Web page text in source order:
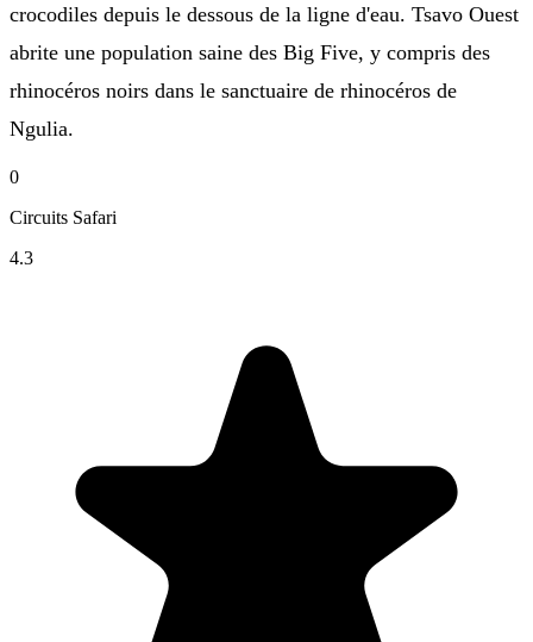
crocodiles depuis le dessous de la ligne d'eau. Tsavo Ouest
abrite une population saine des Big Five, y compris des
rhinocéros noirs dans le sanctuaire de rhinocéros de
Ngulia.
0
Circuits Safari
4.3